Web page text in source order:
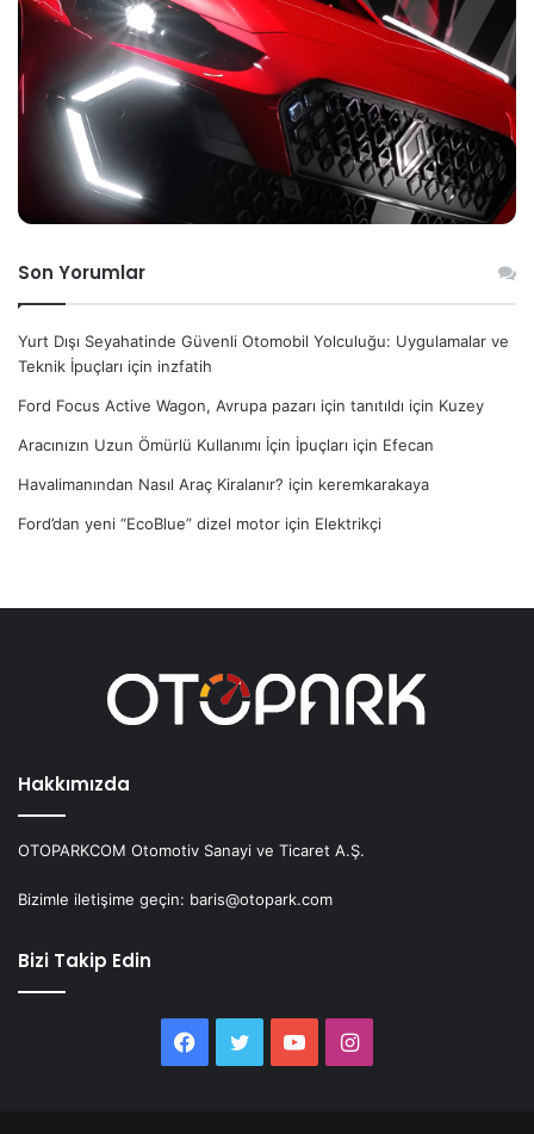
Son Yorumlar
Yurt Dışı Seyahatinde Güvenli Otomobil Yolculuğu: Uygulamalar ve
Teknik İpuçları için inzfatih
Ford Focus Active Wagon, Avrupa pazarı için tanıtıldı için Kuzey
Aracınızın Uzun Ömürlü Kullanımı İçin İpuçları için Efecan
Havalimanından Nasıl Araç Kiralanır? için keremkarakaya
Ford’dan yeni “EcoBlue” dizel motor için Elektrikçi
Hakkımızda
OTOPARKCOM Otomotiv Sanayi ve Ticaret A.Ş.
Bizimle iletişime geçin: baris@otopark.com
Bizi Takip Edin
Facebook
Twitter YouTubeInstagram